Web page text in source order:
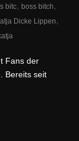
bitc, boss bitch,
Dicke Lippen,
Fans der
Bereits seit